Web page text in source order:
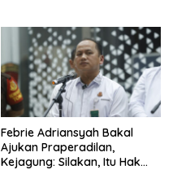
Febrie Adriansyah Bakal
Ajukan Praperadilan,
Kejagung: Silakan, Itu Hak